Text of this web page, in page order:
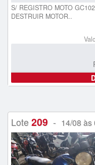
S/ REGISTRO MOTO
DESTRUIR MOTOR..
Lote 209 - 14/08 às